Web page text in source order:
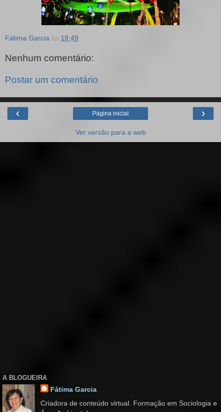
Fátima Garcia às 18:49
Nenhum comentário:
Postar um comentário
‹ ›
Página inicial
Ver versão para a web
A BLOGUEIRA
Fátima Garcia
Criadora de conteúdo virtual. Formação em Sociologia e